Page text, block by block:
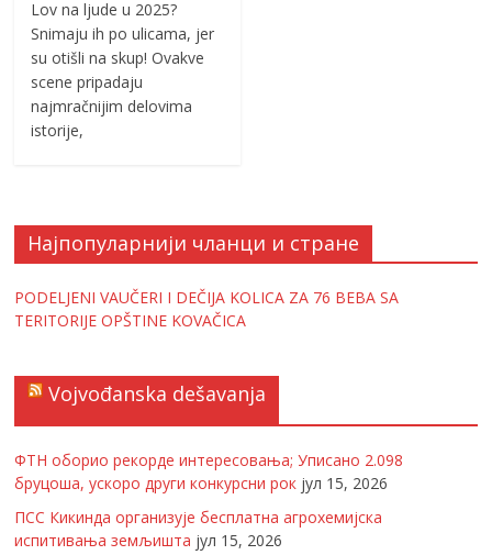
Lov na ljude u 2025?
Snimaju ih po ulicama, jer
su otišli na skup! Ovakve
scene pripadaju
najmračnijim delovima
istorije,
Најпопуларнији чланци и стране
PODELJENI VAUČERI I DEČIJA KOLICA ZA 76 BEBA SA
TERITORIJE OPŠTINE KOVAČICA
Vojvođanska dešavanja
ФТН оборио рекорде интересовања; Уписано 2.098
бруцоша, ускоро други конкурсни рок јул 15, 2026
ПСС Кикинда организује бесплатна агрохемијска
испитивања земљишта јул 15, 2026